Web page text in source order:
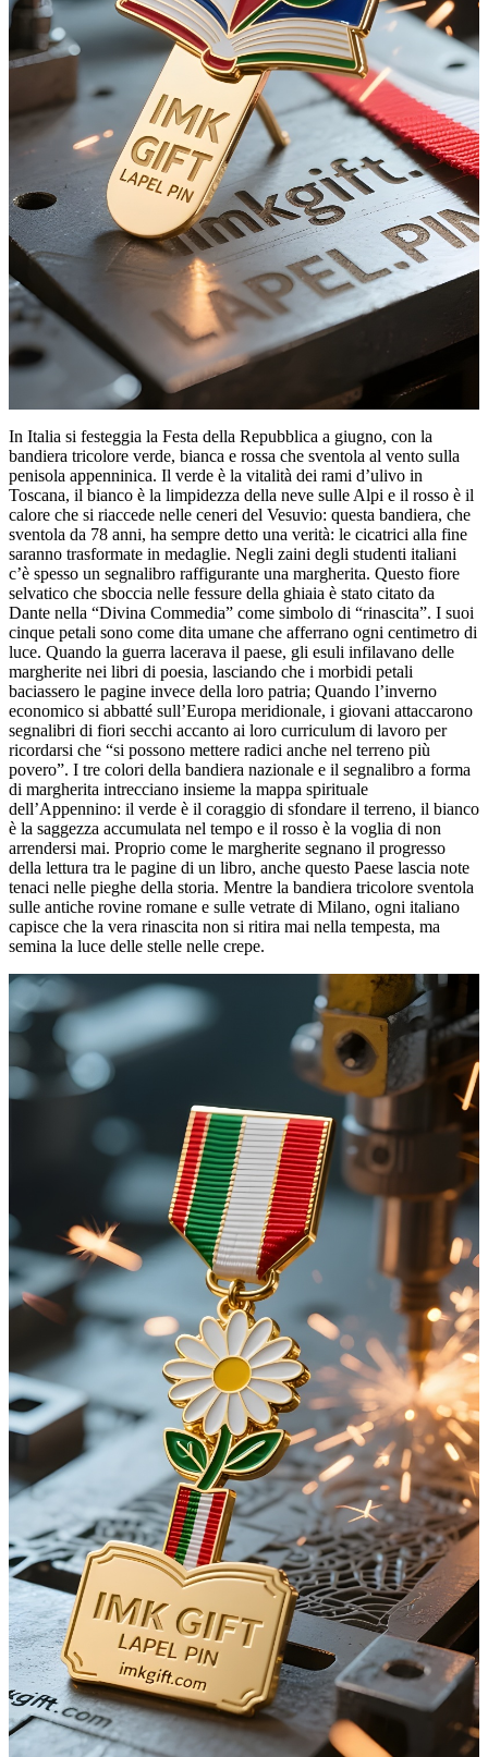
In Italia si festeggia la Festa della Repubblica a giugno, con la
bandiera tricolore verde, bianca e rossa che sventola al vento sulla
penisola appenninica. Il verde è la vitalità dei rami d’ulivo in
Toscana, il bianco è la limpidezza della neve sulle Alpi e il rosso è il
calore che si riaccede nelle ceneri del Vesuvio: questa bandiera, che
sventola da 78 anni, ha sempre detto una verità: le cicatrici alla fine
saranno trasformate in medaglie. Negli zaini degli studenti italiani
c’è spesso un segnalibro raffigurante una margherita. Questo fiore
selvatico che sboccia nelle fessure della ghiaia è stato citato da
Dante nella “Divina Commedia” come simbolo di “rinascita”. I suoi
cinque petali sono come dita umane che afferrano ogni centimetro di
luce. Quando la guerra lacerava il paese, gli esuli infilavano delle
margherite nei libri di poesia, lasciando che i morbidi petali
baciassero le pagine invece della loro patria; Quando l’inverno
economico si abbatté sull’Europa meridionale, i giovani attaccarono
segnalibri di fiori secchi accanto ai loro curriculum di lavoro per
ricordarsi che “si possono mettere radici anche nel terreno più
povero”. I tre colori della bandiera nazionale e il segnalibro a forma
di margherita intrecciano insieme la mappa spirituale
dell’Appennino: il verde è il coraggio di sfondare il terreno, il bianco
è la saggezza accumulata nel tempo e il rosso è la voglia di non
arrendersi mai. Proprio come le margherite segnano il progresso
della lettura tra le pagine di un libro, anche questo Paese lascia note
tenaci nelle pieghe della storia. Mentre la bandiera tricolore sventola
sulle antiche rovine romane e sulle vetrate di Milano, ogni italiano
capisce che la vera rinascita non si ritira mai nella tempesta, ma
semina la luce delle stelle nelle crepe.